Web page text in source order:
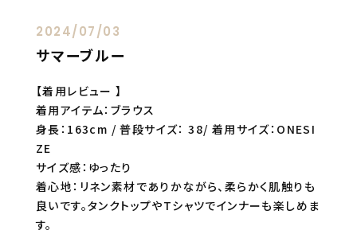
2024/07/03
サマーブルー
【着用レビュー 】
着用アイテム：ブラウス
身長：163cm / 普段サイズ： 38/ 着用サイズ：ONESI
ZE
サイズ感：ゆったり
着心地：リネン素材でありかながら、柔らかく肌触りも
良いです。タンクトップやTシャツでインナーも楽しめま
す。